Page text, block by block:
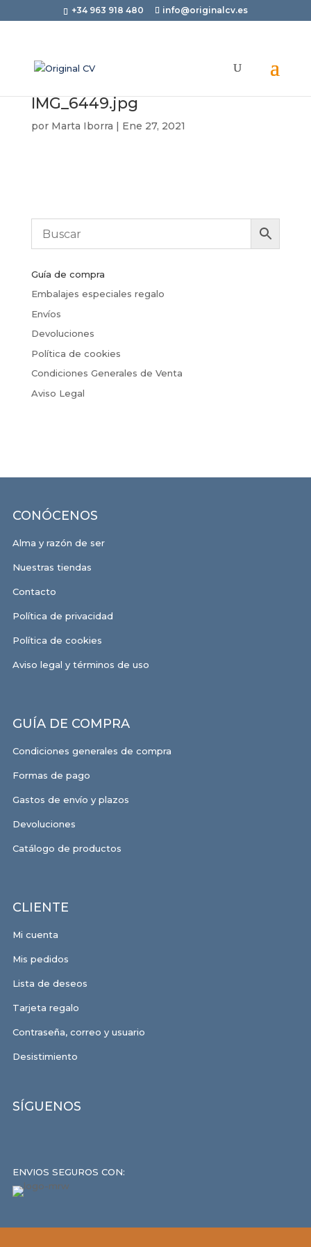
+34 963 918 480 info@originalcv.es
IMG_6449.jpg
por Marta Iborra | Ene 27, 2021
Guía de compra
Embalajes especiales regalo
Envíos
Devoluciones
Política de cookies
Condiciones Generales de Venta
Aviso Legal
CONÓCENOS
Alma y razón de ser
Nuestras tiendas
Contacto
Política de privacidad
Política de cookies
Aviso legal y términos de uso
GUÍA DE COMPRA
Condiciones generales de compra
Formas de pago
Gastos de envío y plazos
Devoluciones
Catálogo de productos
CLIENTE
Mi cuenta
Mis pedidos
Lista de deseos
Tarjeta regalo
Contraseña, correo y usuario
Desistimiento
SÍGUENOS
ENVIOS SEGUROS CON: